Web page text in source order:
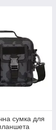
сумка для